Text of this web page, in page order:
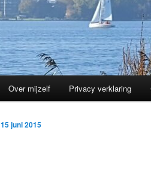
Over mijzelf Privacy verklaring
15 juni 2015